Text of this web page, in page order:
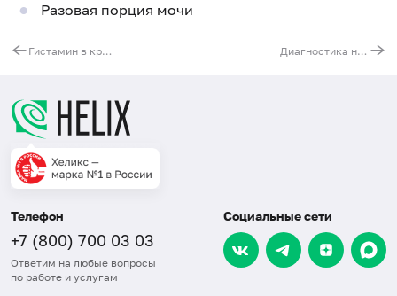
Разовая порция мочи
Гистамин в крови Диагностика нарушения обмена пуринов и пиримидинов в моче
Телефон
+7 (800) 700 03 03
Ответим на любые вопросы
по работе и услугам
Социальные сети